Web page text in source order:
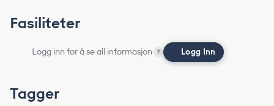
Fasiliteter
Logg inn for å se all informasjon ? Logg Inn
Tagger